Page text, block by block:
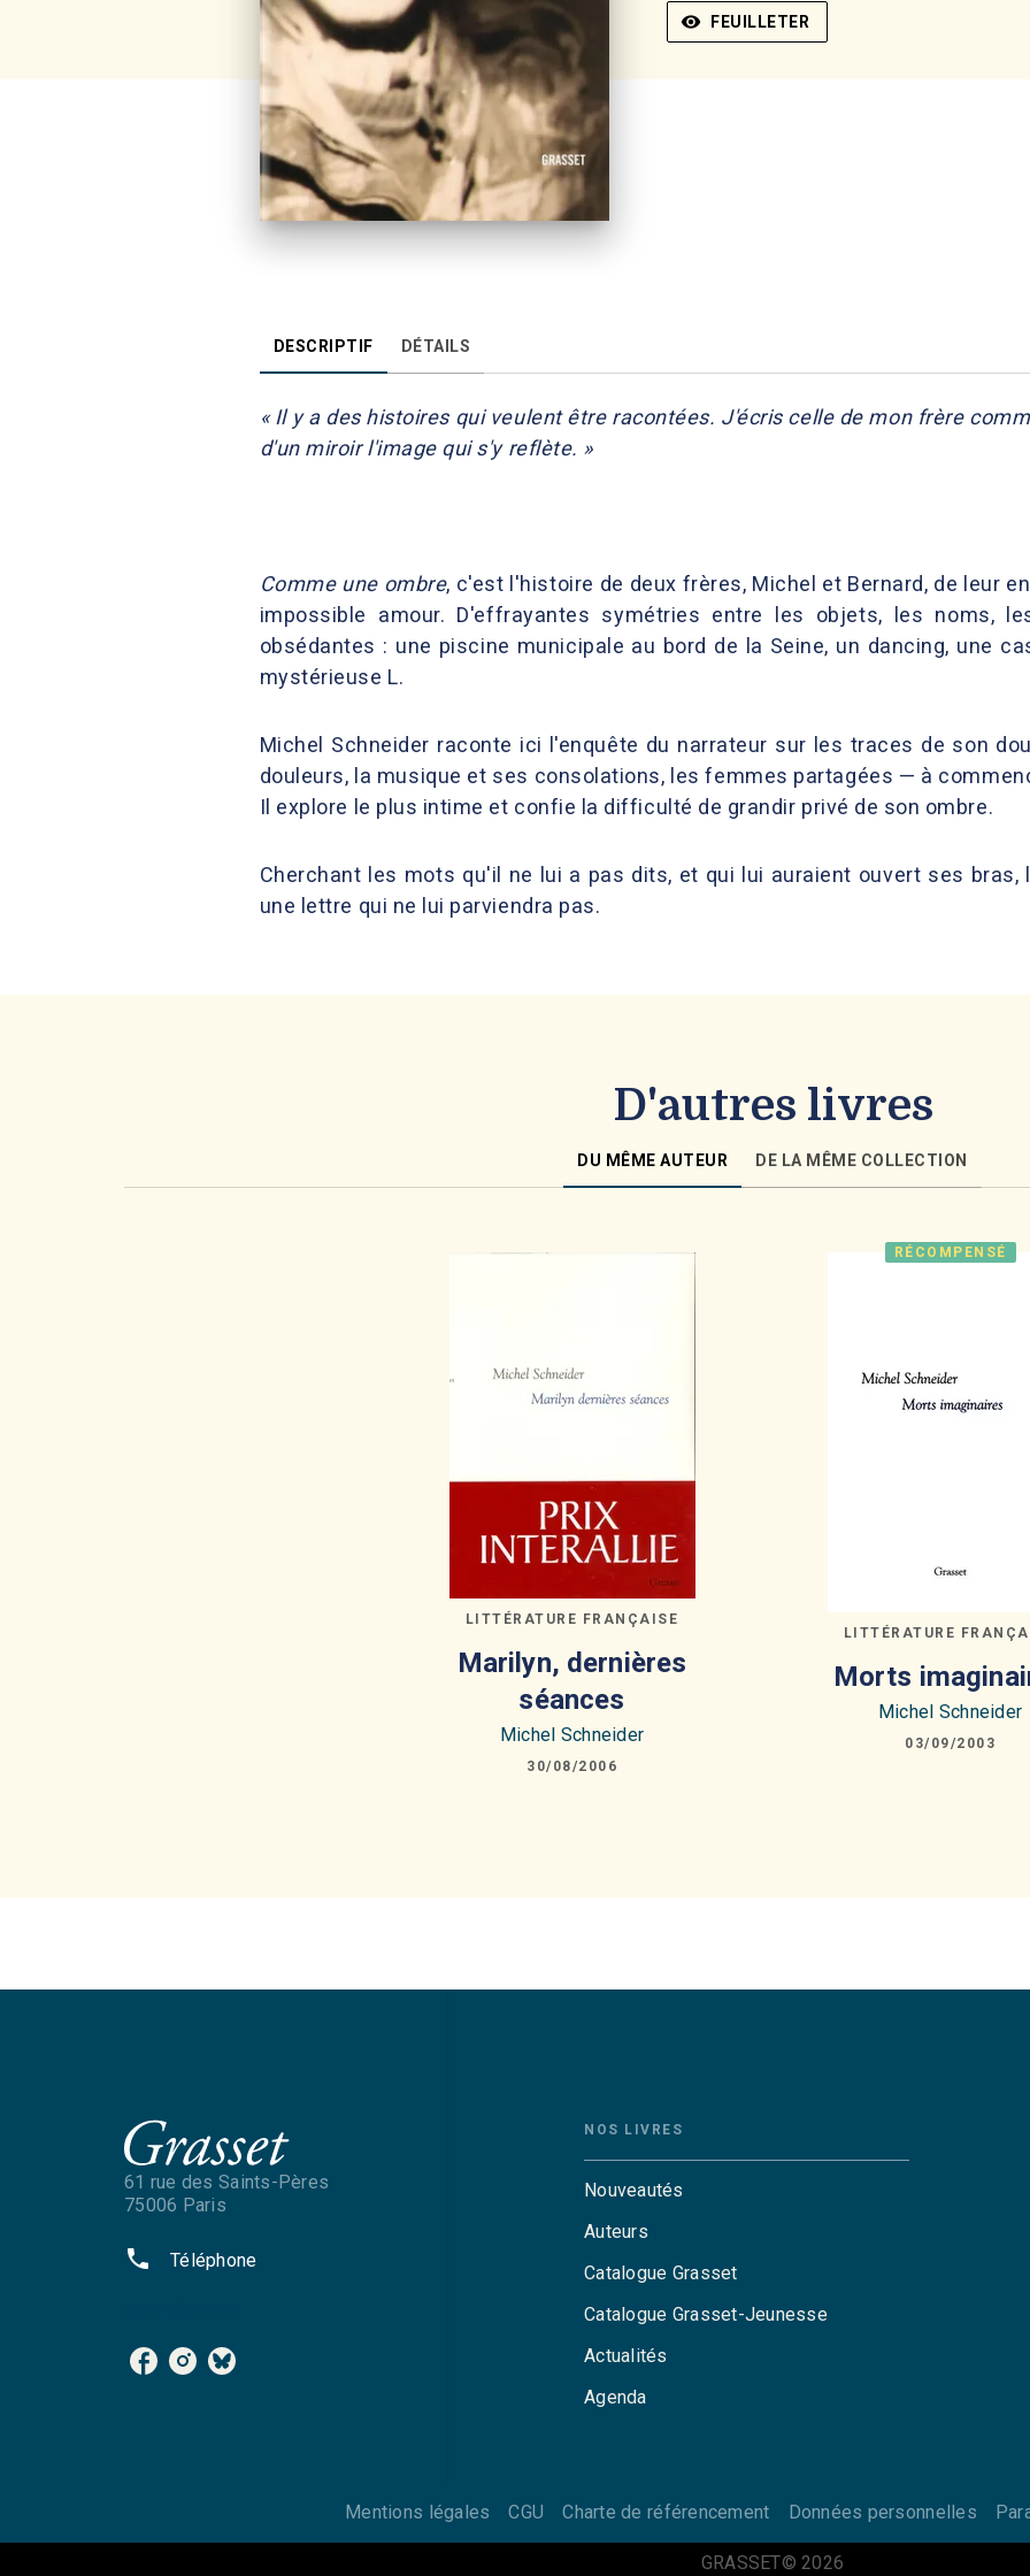
visibility FEUILLETER
DESCRIPTIF DÉTAILS
« Il y a des histoires qui veulent être racontées. J'écris celle de mon frère
d'un miroir l'image qui s'y reflète. »
Comme une ombre, c'est l'histoire de deux frères, Michel et Bernard, de leur
impossible amour. D'effrayantes symétries entre les objets, les noms,
obsédantes : une piscine municipale au bord de la Seine, un dancing, une
mystérieuse L.
Michel Schneider raconte ici l'enquête du narrateur sur les traces de son
douleurs, la musique et ses consolations, les femmes partagées — à
Il explore le plus intime et confie la difficulté de grandir privé de son ombre.
Cherchant les mots qu'il ne lui a pas dits, et qui lui auraient ouvert ses
une lettre qui ne lui parviendra pas.
D'autres livres
DU MÊME AUTEUR DE LA MÊME COLLECTION
LITTÉRATURE FRANÇAISE
Marilyn, dernières
séances
Michel Schneider
30/08/2006
RÉCOMPENSÉ
LITTÉRATURE
Morts
Michel Schneider
03/09/2003
61 rue des Saints-Pères
75006 Paris
phone Téléphone
NOS LIVRES
Nouveautés
Auteurs
Catalogue Grasset
Catalogue Grasset-Jeunesse
Actualités
Agenda
Mentions légales CGU Charte de référencement Données personnelles
GRASSET© 2026